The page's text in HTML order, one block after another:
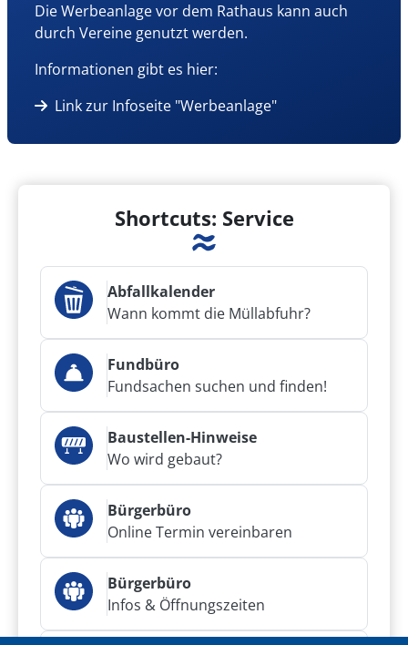
Die Werbeanlage vor dem Rathaus kann auch
durch Vereine genutzt werden.
Informationen gibt es hier:
Link zur Infoseite "Werbeanlage"
Shortcuts: Service
Abfallkalender
Wann kommt die Müllabfuhr?
Fundbüro
Fundsachen suchen und finden!
Baustellen-Hinweise
Wo wird gebaut?
Bürgerbüro
Online Termin vereinbaren
Bürgerbüro
Infos & Öffnungszeiten